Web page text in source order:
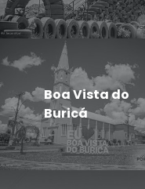
Boa Vista do
Buricá